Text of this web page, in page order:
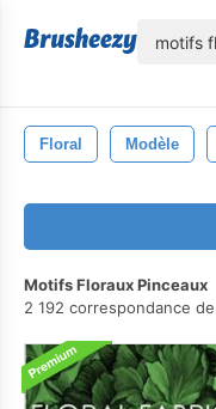
Floral Modèle
Motifs Floraux Pinceaux
2 192 correspondance